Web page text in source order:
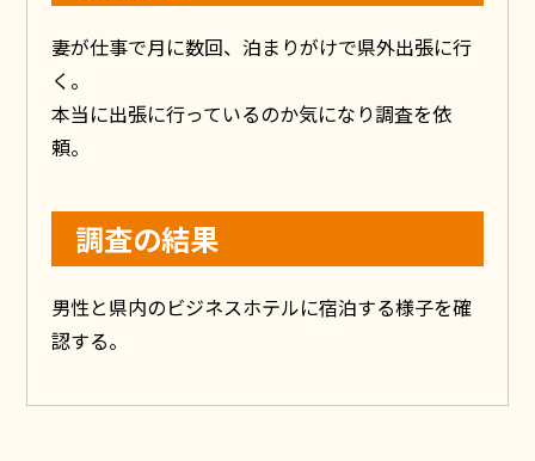
妻が仕事で月に数回、泊まりがけで県外出張に行
く。
本当に出張に行っているのか気になり調査を依
頼。
調査の結果
男性と県内のビジネスホテルに宿泊する様子を確
認する。